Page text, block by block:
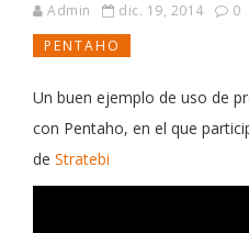
Admin dic. 19, 2014
0
PENTAHO
Un buen ejemplo de uso de
con Pentaho, en el que
de Stratebi